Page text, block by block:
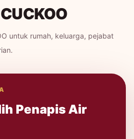
untuk rumah, keluarga, pejabat
Penapis Air